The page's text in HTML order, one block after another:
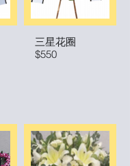
三星花圈
$550